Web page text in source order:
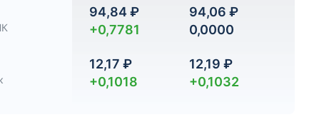
94,84 ₽
+0,7781
12,17 ₽
+0,1018
94,06 ₽
0,0000
12,19 ₽
+0,1032